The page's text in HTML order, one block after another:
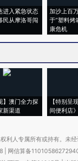
进入紧急状态
民从摩洛哥闯
加沙上百
于“塑料烤
康危机
】澳门全力探
新渠道
【特别呈
间便利店
利人专属所有或持有。未
网信算备